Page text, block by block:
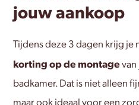
jouw aankoop
Tijdens deze 3 dagen krijg je
korting op de montagevan
badkamer. Dat is niet alleen
maar ook ideaal voor een